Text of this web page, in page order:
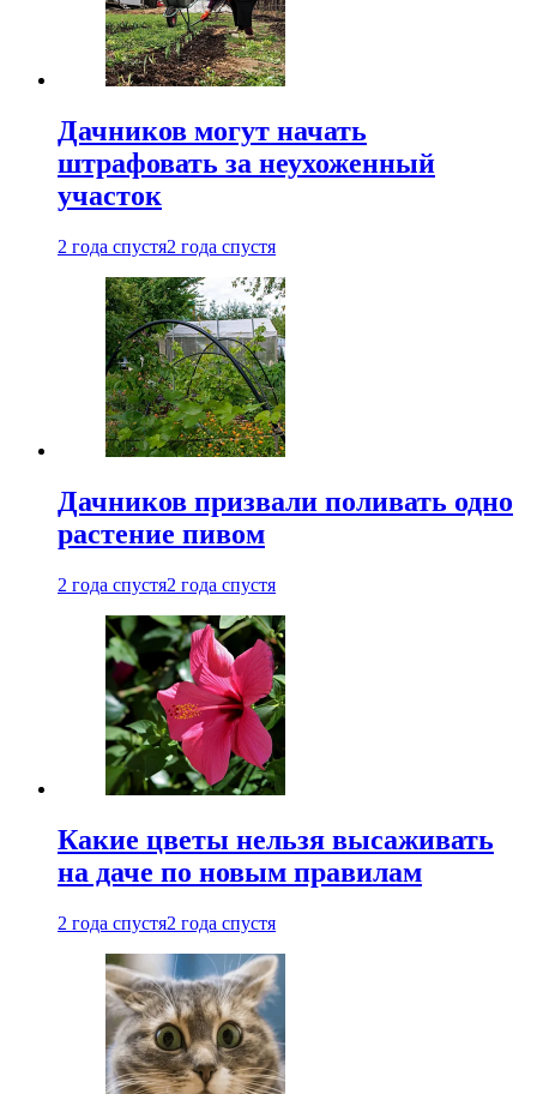
Дачников могут начать
штрафовать за неухоженный
участок
2 года спустя2 года спустя
Дачников призвали поливать одно
растение пивом
2 года спустя2 года спустя
Какие цветы нельзя высаживать
на даче по новым правилам
2 года спустя2 года спустя